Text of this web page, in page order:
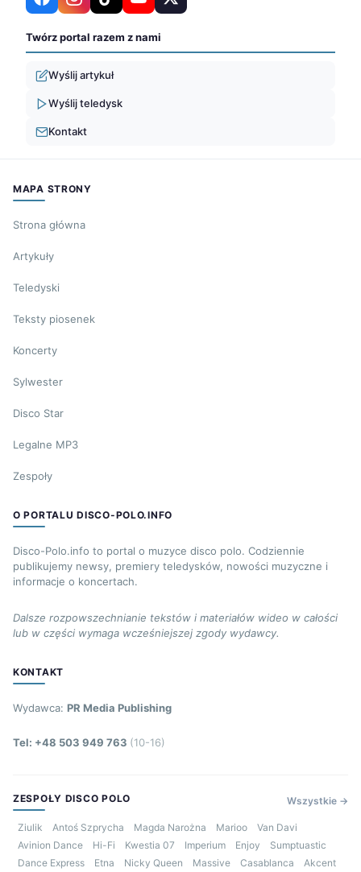
Twórz portal razem z nami
Wyślij artykuł
Wyślij teledysk
Kontakt
MAPA STRONY
Strona główna
Artykuły
Teledyski
Teksty piosenek
Koncerty
Sylwester
Disco Star
Legalne MP3
Zespoły
O PORTALU DISCO-POLO.INFO
Disco-Polo.info to portal o muzyce disco polo. Codziennie
publikujemy newsy, premiery teledysków, nowości muzyczne i
informacje o koncertach.
Dalsze rozpowszechnianie tekstów i materiałów wideo w całości
lub w części wymaga wcześniejszej zgody wydawcy.
KONTAKT
Wydawca: PR Media Publishing
Tel: +48 503 949 763 (10-16)
ZESPOŁY DISCO POLO Wszystkie →
Ziulik Antoś Szprycha Magda Narożna Marioo
Van Davi
Avinion Dance
Hi-Fi Kwestia 07 Imperium Enjoy
Sumptuastic
Dance Express
Etna Nicky Queen Massive Casablanca Akcent